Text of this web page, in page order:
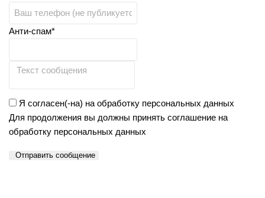
Анти-спам*
Я согласен(-на) на обработку персональных данных
Для продолжения вы должны принять соглашение на
обработку персональных данных
Отправить сообщение